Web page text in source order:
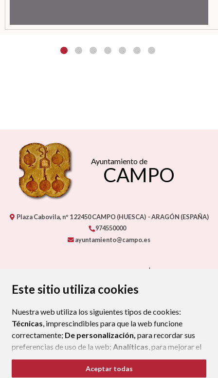
Este sitio utiliza cookies
Nuestra web utiliza los siguientes tipos de cookies:
Técnicas, imprescindibles para que la web funcione
correctamente; De personalización, para recordar sus
preferencias de uso de la web; Analíticas, para mejorar el
funcionamiento de la web y sus servicios.
Aceptar todas
Ayuntamiento de
CAMPO
Plaza Cabovila, nº 122450 CAMPO (HUESCA) - ARAGÓN (ESPAÑA)
974550000
ayuntamiento@campo.es
AVISO LEGAL
PROTECCIÓN DE DATOS
POLÍTICA DE COOKIES